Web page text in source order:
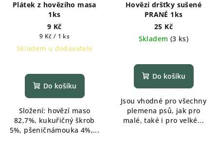
Plátek z hovězího masa
1ks
9 Kč
Měrná
cena:
9 Kč / 1 ks
Skladem u dodavatele
Do košíku
Složení: hovězí maso
82,7%, kukuřičný škrob
5%, pšeničnámouka 4%,...
Hovězí dršťky sušené
PRANÉ 1ks
25 Kč
Skladem (3 ks)
Do košíku
Jsou vhodné pro všechny
plemena psů, jak pro
malé, také i pro velké...